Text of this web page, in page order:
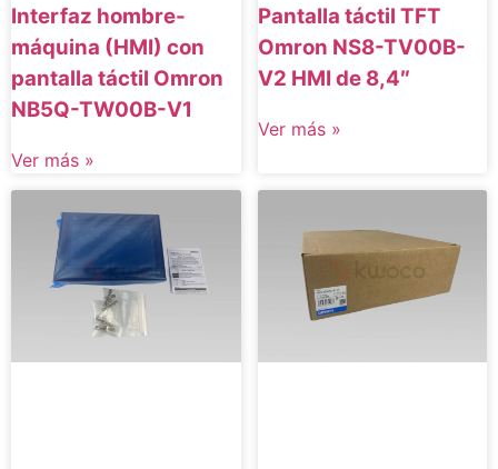
Interfaz hombre-
máquina (HMI) con
pantalla táctil Omron
NB5Q-TW00B-V1
Ver más »
Pantalla táctil TFT
Omron NS8-TV00B-
V2 HMI de 8,4″
Ver más »